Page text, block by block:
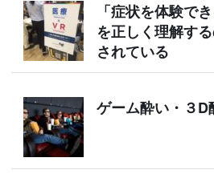
「症状を体験で
を正しく理解す
されている
ゲーム酔い・３